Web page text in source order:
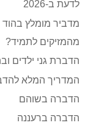
לדעת ב-2026
מדביר מומלץ בהוד
מהמזיקים לתמיד?
הדברת גני ילדים
המדריך המלא
הדברה בשוהם
הדברה ברעננה